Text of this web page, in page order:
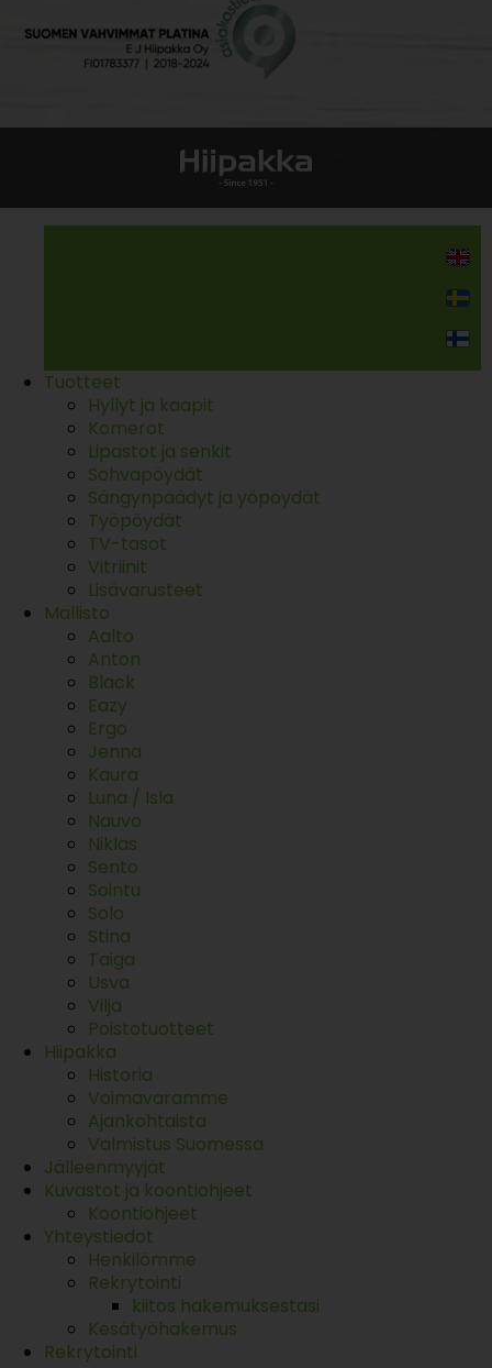
Tuotteet
Hyllyt ja kaapit
Komerot
Lipastot ja senkit
Sohvapöydät
Sängynpäädyt ja yöpöydät
Työpöydät
TV-tasot
Vitriinit
Lisävarusteet
Mallisto
Aalto
Anton
Black
Eazy
Ergo
Jenna
Kaura
Luna / Isla
Nauvo
Niklas
Sento
Sointu
Solo
Stina
Taiga
Usva
Vilja
Poistotuotteet
Hiipakka
Historia
Voimavaramme
Ajankohtaista
Valmistus Suomessa
Jälleenmyyjät
Kuvastot ja koontiohjeet
Koontiohjeet
Yhteystiedot
Henkilömme
Rekrytointi
kiitos hakemuksestasi
Kesätyöhakemus
Rekrytointi